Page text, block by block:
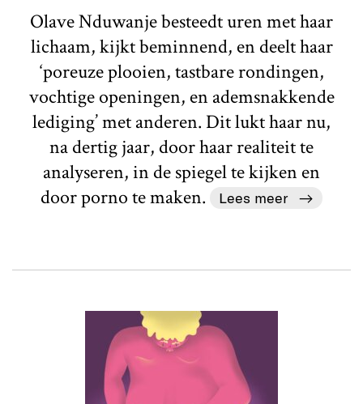
Olave Nduwanje besteedt uren met haar
lichaam, kijkt beminnend, en deelt haar
‘poreuze plooien, tastbare rondingen,
vochtige openingen, en ademsnakkende
lediging’ met anderen. Dit lukt haar nu,
na dertig jaar, door haar realiteit te
analyseren, in de spiegel te kijken en
door porno te maken.
Lees meer